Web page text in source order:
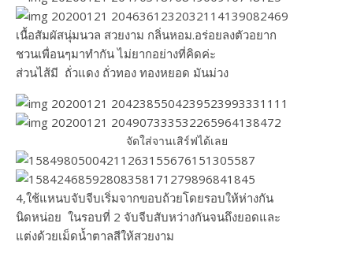
เนื้อสัมผัสนุ่มนวล​ สวยงาม​ กลิ่นหอม.อร่อยลงตัวอยาก
ชวนเพื่อนๆมาทำกัน​ ไม่ยากอย่างที่คิดค่ะ
ส่วนไส้​มี​ ถั่วแดง​ ถั่วทอง​ ทองหยอด​ มันม่วง
จัดใส่จานเสิร์ฟได้เลย
4,ใช้แหนบจับจีบเริ่มจากขอบถ้วยโดยรอบให้ห่างกัน
นิดหน่อย​ ในรอบที่​ 2​ จับจีบสับหว่างกันจนถึงยอดและ
แต่งด้วยเม็ดน้ำตาลสีให้สวยงาม